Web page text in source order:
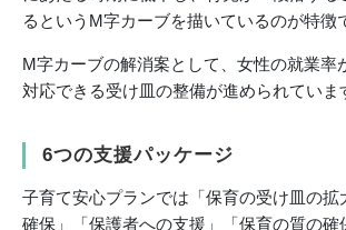
るというM字カーブを描いているのが特徴
M字カーブの解消案として、女性の就業率
対応できる受け皿の整備が進められていま
6つの支援パッケージ
子育て安心プランでは「保育の受け皿の拡
確保」「保護者への支援」「保育の質の確